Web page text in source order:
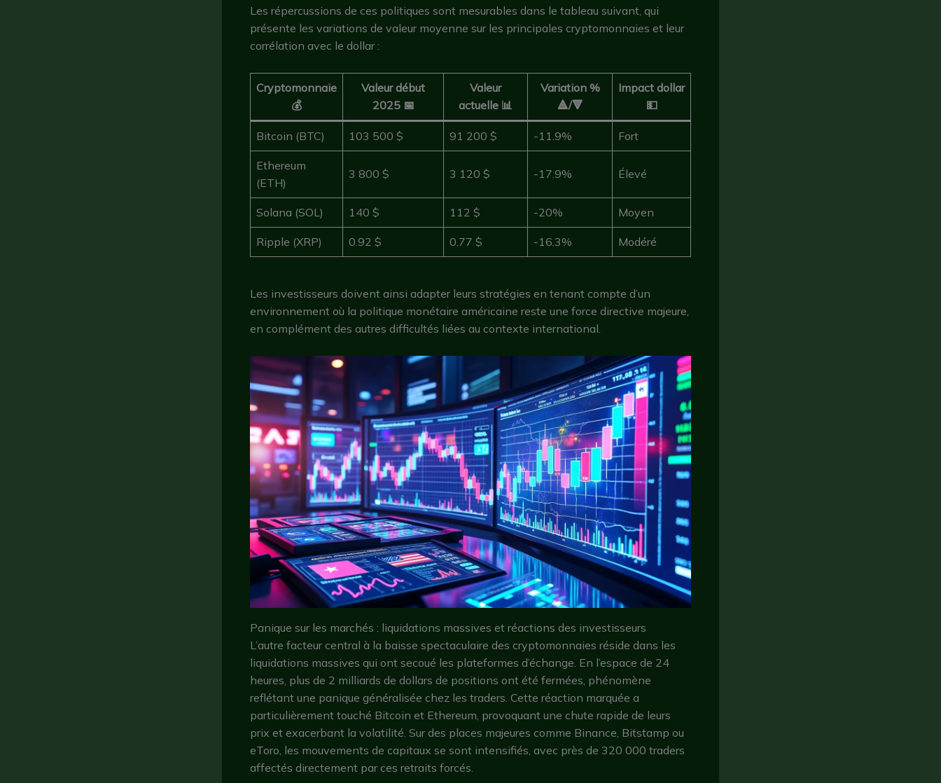
Les répercussions de ces politiques sont mesurables dans le tableau suivant, qui
présente les variations de valeur moyenne sur les principales cryptomonnaies et leur
corrélation avec le dollar :
Cryptomonnaie
💰
Valeur début
2025 📅
Valeur
actuelle 📊
Variation %
🔺/🔻
Impact dollar
💵
Bitcoin (BTC) 103 500 $ 91 200 $ -11.9% Fort
Ethereum
(ETH)
3 800 $ 3 120 $ -17.9% Élevé
Solana (SOL) 140 $ 112 $ -20% Moyen
Ripple (XRP) 0.92 $ 0.77 $ -16.3% Modéré
Les investisseurs doivent ainsi adapter leurs stratégies en tenant compte d’un
environnement où la politique monétaire américaine reste une force directive majeure,
en complément des autres difficultés liées au contexte international.
Panique sur les marchés : liquidations massives et réactions des investisseurs
L’autre facteur central à la baisse spectaculaire des cryptomonnaies réside dans les
liquidations massives qui ont secoué les plateformes d’échange. En l’espace de 24
heures, plus de 2 milliards de dollars de positions ont été fermées, phénomène
reflétant une panique généralisée chez les traders. Cette réaction marquée a
particulièrement touché Bitcoin et Ethereum, provoquant une chute rapide de leurs
prix et exacerbant la volatilité. Sur des places majeures comme Binance, Bitstamp ou
eToro, les mouvements de capitaux se sont intensifiés, avec près de 320 000 traders
affectés directement par ces retraits forcés.